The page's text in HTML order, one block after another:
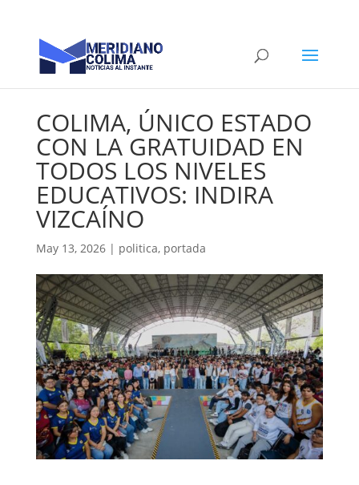
COLIMA, ÚNICO ESTADO
CON LA GRATUIDAD EN
TODOS LOS NIVELES
EDUCATIVOS: INDIRA
VIZCAÍNO
May 13, 2026| politica, portada